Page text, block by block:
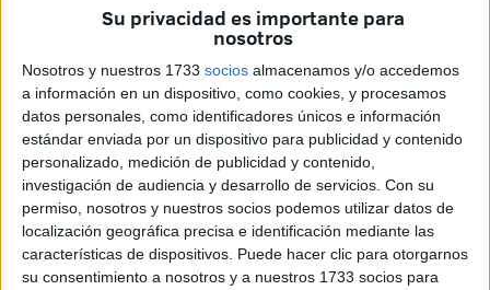
Su privacidad es importante para
nosotros
Nosotros y nuestros 1733 socios almacenamos y/o accedemos
a información en un dispositivo, como cookies, y procesamos
datos personales, como identificadores únicos e información
estándar enviada por un dispositivo para publicidad y contenido
personalizado, medición de publicidad y contenido,
investigación de audiencia y desarrollo de servicios. Con su
permiso, nosotros y nuestros socios podemos utilizar datos de
localización geográfica precisa e identificación mediante las
características de dispositivos. Puede hacer clic para otorgarnos
su consentimiento a nosotros y a nuestros 1733 socios para
Bomberosha sido alertado a primera hora de esta tarde
por un incendio en la zona del entorno de Sidi
Embarek, en Ceuta, en la parte de monte que comunica
con la superior del cementerio.
Tal y como se aprecia en lasimágenesfacilitadas a este
periódico, el incendio de rastrojos se ha producido
concretamente en la calle Doctor Abdelkrim, apreciándose